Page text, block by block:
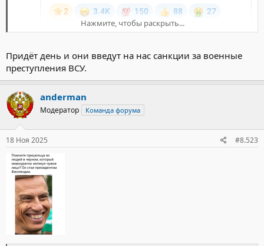
Нажмите, чтобы раскрыть...
Придёт день и они введут на нас санкции за военные
преступления ВСУ.
anderman
Модератор Команда форума
18 Ноя 2025 #8.523